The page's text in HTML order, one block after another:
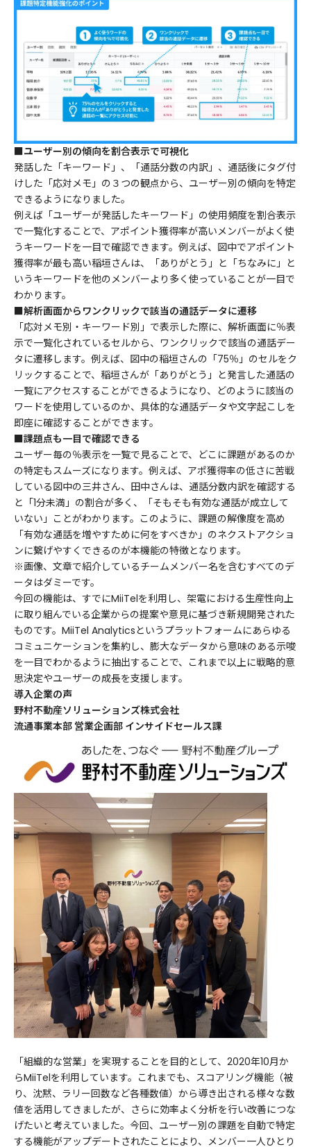
■ユーザー別の傾向を割合表示で可視化
発話した「キーワード」、「通話分数の内訳」、通話後にタグ付
けした「応対メモ」の３つの観点から、ユーザー別の傾向を特定
できるようになりました。
例えば「ユーザーが発話したキーワード」の使用頻度を割合表示
で一覧化することで、アポイント獲得率が高いメンバーがよく使
うキーワードを一目で確認できます。例えば、図中でアポイント
獲得率が最も高い稲垣さんは、「ありがとう」と「ちなみに」と
いうキーワードを他のメンバーより多く使っていることが一目で
わかります。
■解析画面からワンクリックで該当の通話データに遷移
「応対メモ別・キーワード別」で表示した際に、解析画面に％表
示で一覧化されているセルから、ワンクリックで該当の通話デー
タに遷移します。例えば、図中の稲垣さんの「75％」のセルをク
リックすることで、稲垣さんが「ありがとう」と発言した通話の
一覧にアクセスすることができるようになり、どのように該当の
ワードを使用しているのか、具体的な通話データや文字起こしを
即座に確認することができます。
■課題点も一目で確認できる
ユーザー毎の％表示を一覧で見ることで、どこに課題があるのか
の特定もスムーズになります。例えば、アポ獲得率の低さに苦戦
している図中の三井さん、田中さんは、通話分数内訳を確認する
と「1分未満」の割合が多く、「そもそも有効な通話が成立して
いない」ことがわかります。このように、課題の解像度を高め
「有効な通話を増やすために何をすべきか」のネクストアクショ
ンに繋げやすくできるのが本機能の特徴となります。
※画像、文章で紹介しているチームメンバー名を含むすべてのデ
ータはダミーです。
今回の機能は、すでにMiiTelを利用し、架電における生産性向上
に取り組んでいる企業からの提案や意見に基づき新規開発された
ものです。MiiTel Analyticsというプラットフォームにあらゆる
コミュニケーションを集約し、膨大なデータから意味のある示唆
を一目でわかるように抽出することで、これまで以上に戦略的意
思決定やユーザーの成長を支援します。
導入企業の声
野村不動産ソリューションズ株式会社
流通事業本部 営業企画部 インサイドセールス課
「組織的な営業」を実現することを目的として、2020年10月か
らMiiTelを利用しています。これまでも、スコアリング機能（被
り、沈黙、ラリー回数など各種数値）から導き出される様々な数
値を活用してきましたが、さらに効率よく分析を行い改善につな
げたいと考えていました。今回、ユーザー別の課題を自動で特定
する機能がアップデートされたことにより、メンバー一人ひとり